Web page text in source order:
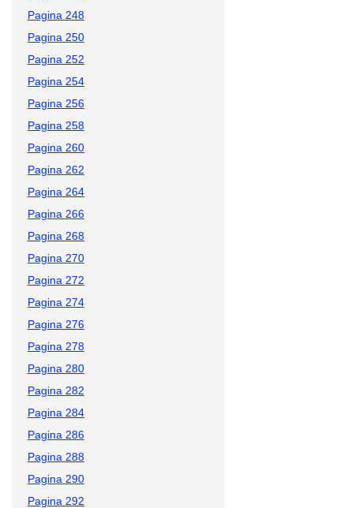
Pagina 248
Pagina 250
Pagina 252
Pagina 254
Pagina 256
Pagina 258
Pagina 260
Pagina 262
Pagina 264
Pagina 266
Pagina 268
Pagina 270
Pagina 272
Pagina 274
Pagina 276
Pagina 278
Pagina 280
Pagina 282
Pagina 284
Pagina 286
Pagina 288
Pagina 290
Pagina 292